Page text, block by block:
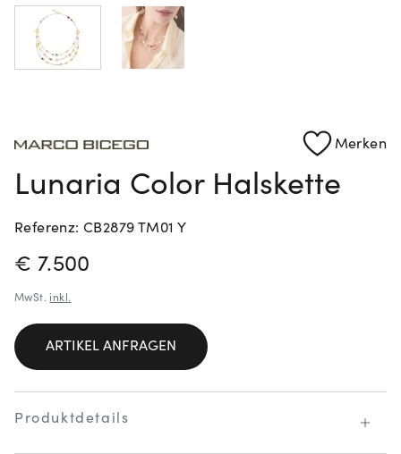
Rolex Certified Pre-Owned entdecken
Merken
Lunaria Color Halskette
Referenz: CB2879 TM01 Y
PREISINFORMATIONEN
€ 7.500
MwSt. inkl.
ARTIKEL ANFRAGEN
Produktdetails